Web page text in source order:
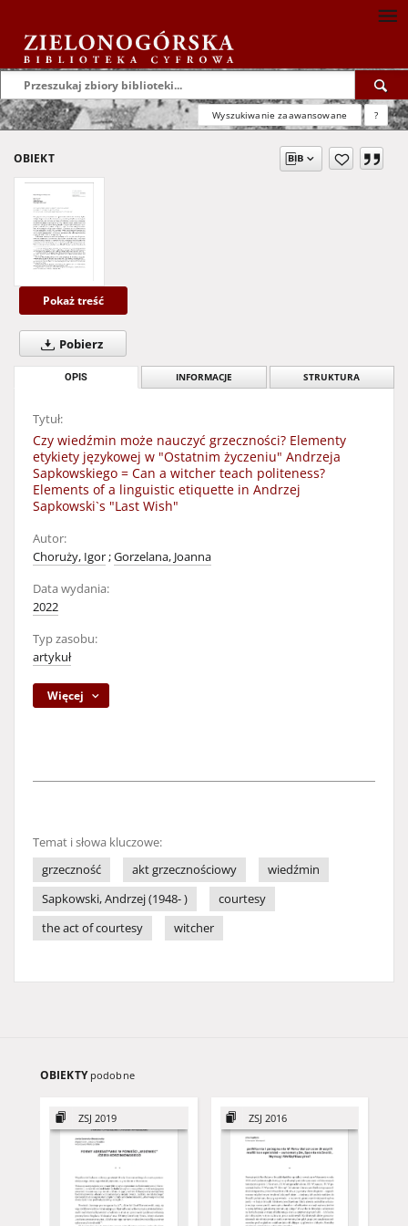
Wyszukiwanie zaawansowane ?
OBIEKT
Pokaż treść
Pobierz
OPIS INFORMACJE STRUKTURA
Tytuł:
Czy wiedźmin może nauczyć grzeczności? Elementy
etykiety językowej w "Ostatnim życzeniu" Andrzeja
Sapkowskiego = Can a witcher teach politeness?
Elements of a linguistic etiquette in Andrzej
Sapkowski`s "Last Wish"
Autor:
Choruży, Igor;Gorzelana, Joanna
Data wydania:
2022
Typ zasobu:
artykuł
Więcej
Temat i słowa kluczowe:
grzeczność
akt grzecznościowy
wiedźmin
Sapkowski, Andrzej (1948- )
courtesy
the act of courtesy
witcher
OBIEKTY podobne
ZSJ 2019 ZSJ 2016